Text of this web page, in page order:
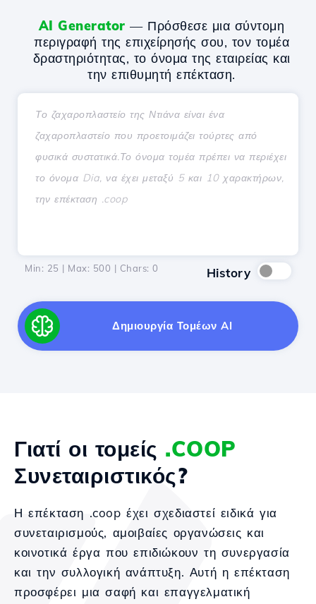
AI Generator — Πρόσθεσε μια σύντομη
περιγραφή της επιχείρησής σου, τον τομέα
δραστηριότητας, το όνομα της εταιρείας και
την επιθυμητή επέκταση.
Min: 25 | Max: 500 | Chars: 0 History
Δημιουργία Τομέων AI
Γιατί οι τομείς .COOP
Συνεταιριστικός?
Η επέκταση .coop έχει σχεδιαστεί ειδικά για
συνεταιρισμούς, αμοιβαίες οργανώσεις και
κοινοτικά έργα που επιδιώκουν τη συνεργασία
και την συλλογική ανάπτυξη. Αυτή η επέκταση
προσφέρει μια σαφή και επαγγελματική